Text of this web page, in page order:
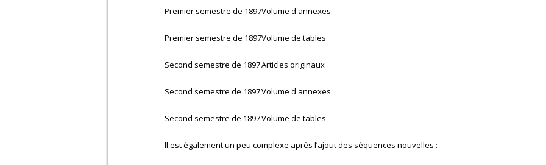
Premier semestre de 1897Volume d'annexes
Premier semestre de 1897Volume de tables
Second semestre de 1897Articles originaux
Second semestre de 1897Volume d'annexes
Second semestre de 1897Volume de tables
Il est également un peu complexe après l’ajout des séquences nouvelles :